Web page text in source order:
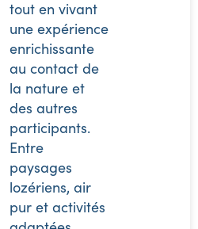
tout en vivant
une expérience
enrichissante
au contact de
la nature et
des autres
participants.
Entre
paysages
lozériens, air
pur et activités